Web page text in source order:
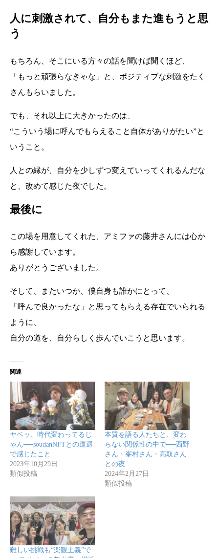
人に刺激されて、自分もまた進もうと思
う
もちろん、そこにいる方々の話を聞けば聞くほど、
「もっと頑張らなきゃな」と、ポジティブな刺激をたく
さんもらいました。
でも、それ以上に大きかったのは、
“こういう場に呼んでもらえること自体がありがたい”と
いうこと。
人との縁が、自分を少しずつ変えていってくれるんだな
と、改めて感じた夜でした。
最後に
この場を用意してくれた、アミファの藤井さんには心か
ら感謝しています。
ありがとうございました。
そして、またいつか、僕自身も誰かにとって、
「呼んで良かったな」と思ってもらえる存在でいられる
ように、
自分の道を、自分らしく歩んでいこうと思います。
関連
ヤベッ、時代変わってるじ
ゃん──soudanNFTとの遭遇
で感じたこと
2023年10月29日
類似投稿
本質を語る人たちと、変わ
らない関係性の中で──西野
さん・峯村さん・高取さん
との夜
2024年2月27日
類似投稿
難しい挑戦も“楽観主義”で